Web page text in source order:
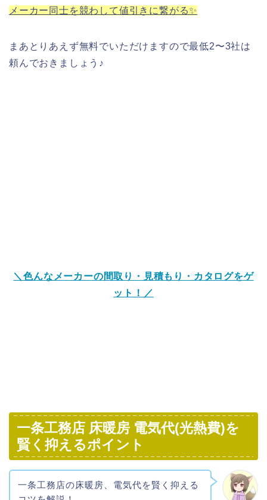
メーカー同士を競わして値引きに繋がる✨
まあとりあえず無料でいただけますので最低2〜3社は
頼んでおきましょう♪
＼色んなメーカーの間取り・見積もり・カタログをゲ
ット！／
一条工務店 床暖房 電気代(光熱費)を
賢く抑えるポイント
一条工務店の床暖房、電気代を賢く抑える